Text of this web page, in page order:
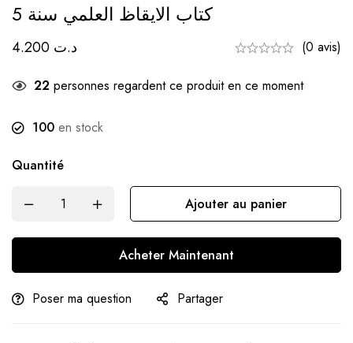
كتاب الايقاظ العلمي سنة 5
د.ت (0 avis)
22 personnes regardent ce produit en ce moment
100 en stock
Quantité
Ajouter au panier
Acheter Maintenant
Poser ma question Partager